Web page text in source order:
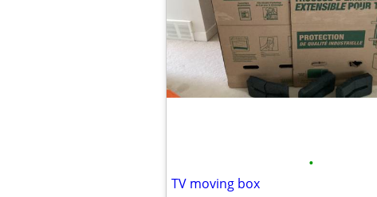
•
TV moving box